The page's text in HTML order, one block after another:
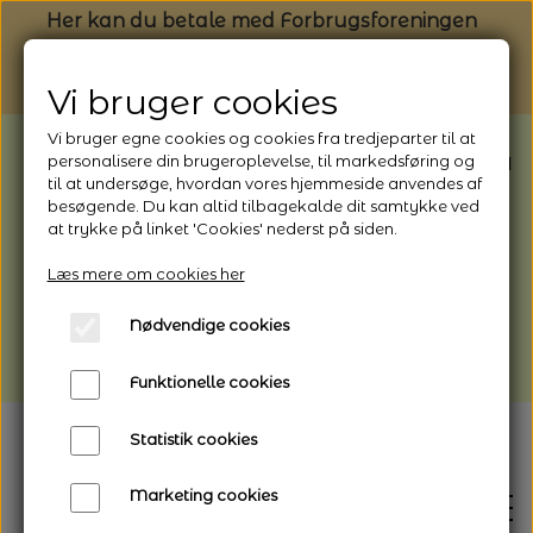
Her kan du betale med Forbrugsforeningen
BEMÆRK: Butikken har ferielukket* fra
1/8 - 9/8 - 2026
*Webshoppen er åben og sender hele
afhentning
Vi gør opmærksom på, at der kan være lidt
længere leveringstid
Vi bruger cookies
Vi bruger egne cookies og cookies fra tredjeparter til at
personalisere din brugeroplevelse, til markedsføring og
til at undersøge, hvordan vores hjemmeside anvendes af
besøgende. Du kan altid tilbagekalde dit samtykke ved
at trykke på linket 'Cookies' nederst på siden.
Læs mere om cookies her
Nødvendige cookies
Funktionelle cookies
Statistik cookies
Marketing cookies